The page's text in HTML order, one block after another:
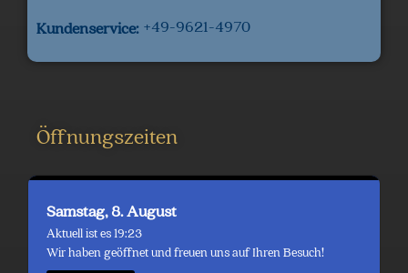
Kundenservice: +49-9621-4970
Öffnungszeiten
Samstag, 8. August
Aktuell ist es 19:23
Wir haben geöffnet und freuen uns auf Ihren Besuch!